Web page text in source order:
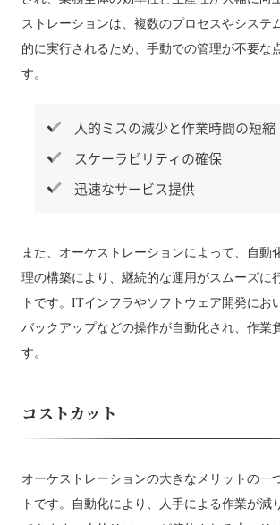
ストレーションは、複数のプロセスやシステ
的に実行されるため、手動での管理が不要な
す。
人的ミスの減少と作業時間の短縮
スケーラビリティの確保
迅速なサービス提供
また、オーケストレーションによって、自動
理の構築により、継続的な運用がスムーズに
トです。ITインフラやソフトウェア開発にお
バックアップなどの操作が自動化され、作業
す。
コストカット
オーケストレーションの大きなメリットの一
トです。自動化により、人手による作業が減